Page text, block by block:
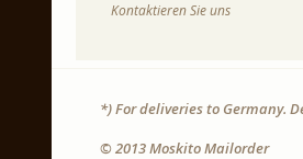
Kontaktieren Sie uns
*) For deliveries to Germany.
© 2013 Moskito Mailorder